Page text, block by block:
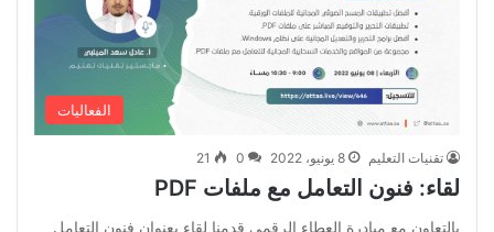
الفعاليات
تقنيات التعليم 8 يونيو، 2022 0
21
لقاء: فنون التعامل مع ملفات PDF
بالتعاون مع مبادرة العطاء الرقمي قدمنا لقاء بعنوان فنون التعامل